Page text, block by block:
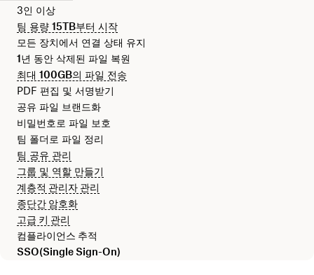
3인 이상
팀 용량 15TB부터 시작
모든 장치에서 연결 상태 유지
1년 동안 삭제된 파일 복원
최대 100GB의 파일 전송
PDF 편집 및 서명받기
공유 파일 브랜드화
비밀번호로 파일 보호
팀 폴더로 파일 정리
팀 공유 관리
그룹 및 역할 만들기
계층적 관리자 관리
종단간 암호화
고급 키 관리
컴플라이언스 추적
SSO(Single Sign-On)